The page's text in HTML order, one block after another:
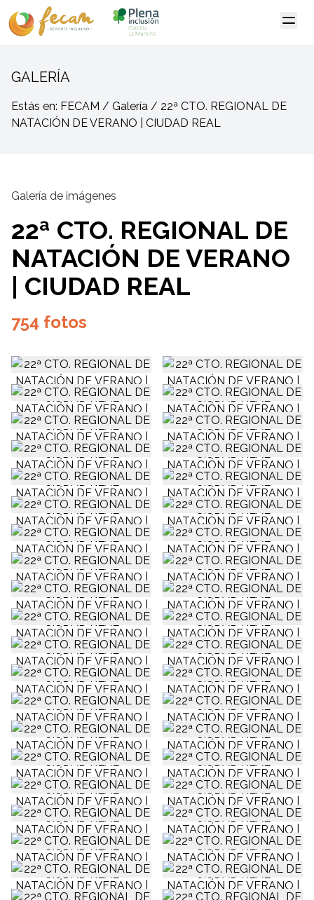
GALERÍA
Estás en: FECAM / Galería / 22ª CTO. REGIONAL DE
NATACIÓN DE VERANO | CIUDAD REAL
Galería de imágenes
22ª CTO. REGIONAL DE
NATACIÓN DE VERANO
| CIUDAD REAL
754 fotos